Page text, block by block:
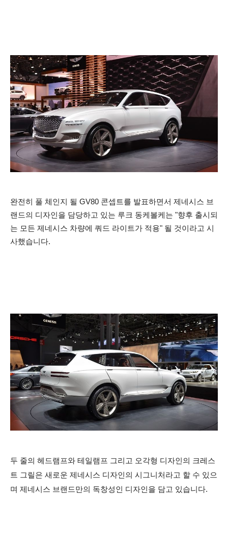
완전히 풀 체인지 될 GV80 콘셉트를 발표하면서 제네시스 브
랜드의 디자인을 담당하고 있는 루크 동케볼케는 "향후 출시되
는 모든 제네시스 차량에 쿼드 라이트가 적용" 될 것이라고 시
사했습니다.
두 줄의 헤드램프와 테일램프 그리고 오각형 디자인의 크레스
트 그릴은 새로운 제네시스 디자인의 시그니처라고 할 수 있으
며 제네시스 브랜드만의 독창성인 디자인을 담고 있습니다.